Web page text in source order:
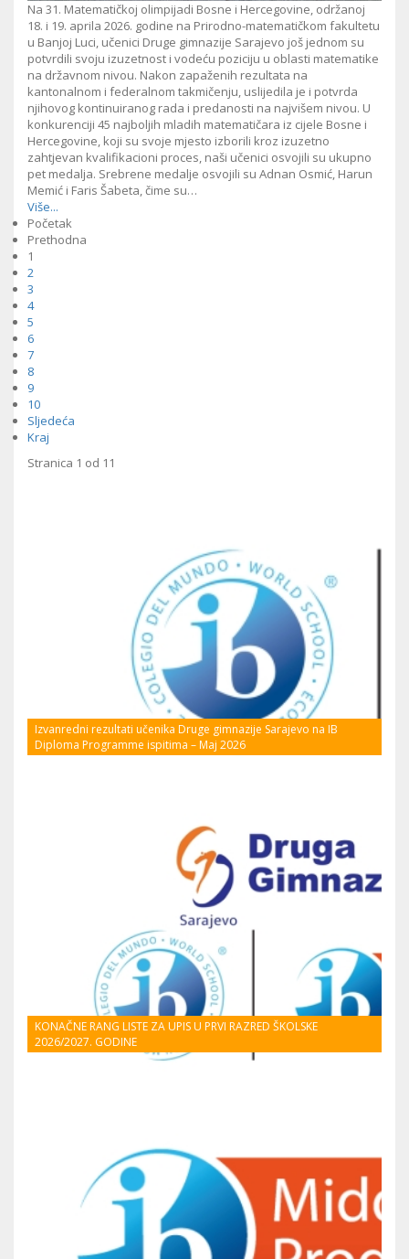
Na 31. Matematičkoj olimpijadi Bosne i Hercegovine, održanoj
18. i 19. aprila 2026. godine na Prirodno-matematičkom fakultetu
u Banjoj Luci, učenici Druge gimnazije Sarajevo još jednom su
potvrdili svoju izuzetnost i vodeću poziciju u oblasti matematike
na državnom nivou. Nakon zapaženih rezultata na
kantonalnom i federalnom takmičenju, uslijedila je i potvrda
njihovog kontinuiranog rada i predanosti na najvišem nivou. U
konkurenciji 45 najboljih mladih matematičara iz cijele Bosne i
Hercegovine, koji su svoje mjesto izborili kroz izuzetno
zahtjevan kvalifikacioni proces, naši učenici osvojili su ukupno
pet medalja. Srebrene medalje osvojili su Adnan Osmić, Harun
Memić i Faris Šabeta, čime su…
Više...
Početak
Prethodna
1
2
3
4
5
6
7
8
9
10
Sljedeća
Kraj
Stranica 1 od 11
Izvanredni rezultati učenika Druge gimnazije Sarajevo na IB
Diploma Programme ispitima – Maj 2026
KONAČNE RANG LISTE ZA UPIS U PRVI RAZRED ŠKOLSKE
2026/2027. GODINE